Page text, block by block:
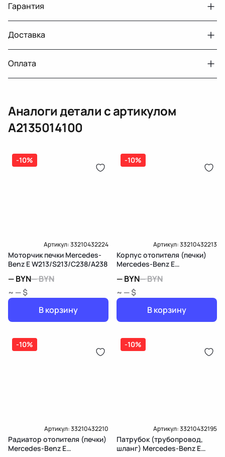
Авто
MercedesBenz E W213
Год
2016 2021
Тег
Мерседес Бенс Е
Гарантия
Двигатели с навесным или без навесного
оборудования
30 дней
Датчик давления топлива, насос
топлива, ТНВД (бензин, дизель), форсунка
бензиновая (дизельная) механическая
(электрическая), инжектор
дозатор-распределитель топлива
14 дней
Доставка
Оплата
Оплата онлайн
Карта рассрочки онлайн
Аналоги детали с артикулом
A2135014100
-10%
Артикул:33210432224
Моторчик печки Mercedes-
Benz E W213/S213/C238/A238
—BYN—BYN
~ — $
В корзину
-10%
Артикул:33210432213
Корпус отопителя (печки)
Mercedes-Benz E
—BYN—BYN
~ — $
В корзину
-10%
Артикул:33210432210
Радиатор отопителя (печки)
Mercedes-Benz E
-10%
Артикул:33210432195
Патрубок (трубопровод,
шланг) Mercedes-Benz E